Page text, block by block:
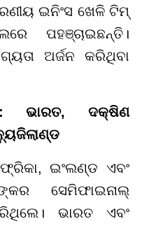
ଇନିଂସ ଖେଳି ଟିମ୍
ପହଞ୍ଚାଇଛନ୍ତି।
ଅର୍ଜନ କରିଥିବା
ଭାରତ, ଦକ୍ଷିଣ
ଇଂଲଣ୍ଡ ଏବଂ
ସେମିଫାଇନାଲ୍
ଭାରତ ଏବଂ